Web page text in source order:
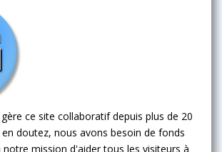
ce site collaboratif depuis plus de 20
doutez, nous avons besoin de fonds
mission d'aider tous les visiteurs à